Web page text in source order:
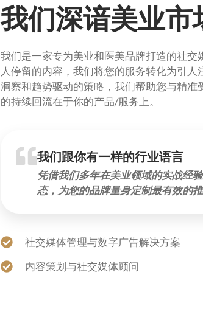
我们深谙美业
我们是一家专为美业和医美品牌打造的社
人停留的内容，我们将您的服务转化为引
洞察和趋势驱动的策略，我们帮助您与精
的持续回流在于你的产品/服务上。
我们跟你有一样的行业语言
凭借我们多年在美业领域的实战经
态，为您的品牌量身定制最有效的推
社交媒体管理与数字广告解决方案
内容策划与社交媒体顾问